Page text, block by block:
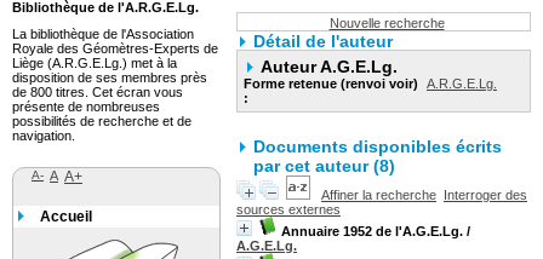
Nouvelle recherche
Détail de l'auteur
Auteur A.G.E.Lg.
Forme retenue (renvoi voir)
:
A.R.G.E.Lg.
Documents disponibles écrits
par cet auteur (8)
Affiner la recherche Interroger des
sources externes
Annuaire 1952 de l'A.G.E.Lg. /
A.G.E.Lg.
Bibliothèque de l'A.R.G.E.Lg.
La bibliothèque de l'Association
Royale des Géomètres-Experts de
Liège (A.R.G.E.Lg.) met à la
disposition de ses membres près
de 800 titres. Cet écran vous
présente de nombreuses
possibilités de recherche et de
navigation.
A- A A+
Accueil